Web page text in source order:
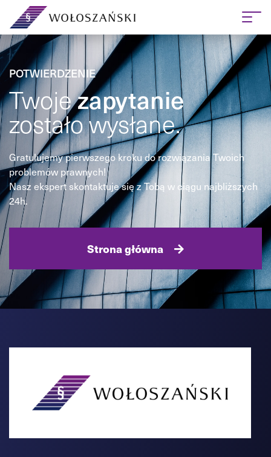
POTWIERDZENIE
Twojezapytanie
zostało wysłane.
Gratulujemy pierwszego kroku do rozwiązania Twoich
problemów prawnych!
Nasz ekspert skontaktuje się z Tobą w ciągu najbliższych
24h.
Strona główna